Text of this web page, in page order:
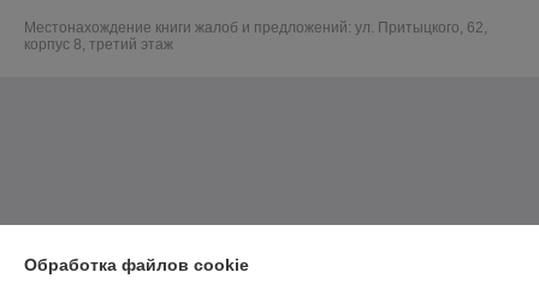
Местонахождение книги жалоб и предложений: ул. Притыцкого, 62,
корпус 8, третий этаж
Обработка файлов cookie